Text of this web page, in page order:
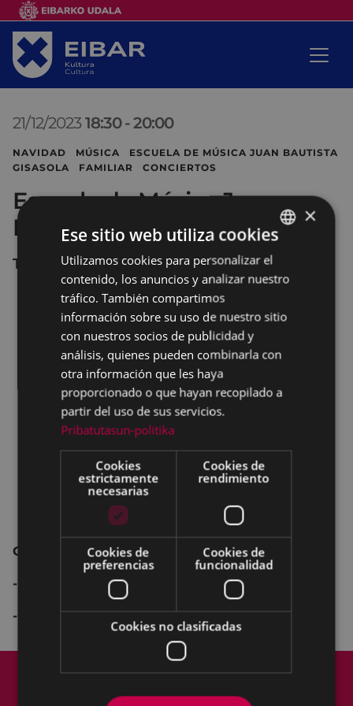
21/12/2023 18:30 -20:00
NAVIDAD MÚSICA ESCUELA DE MÚSICA JUAN BAUTISTA
GISASOLA FAMILIAR CONCIERTOS
Escuela de Música Juan
Bautista Gisasola
TEATRO COLISEO
CONCIERTOS DE NAVIDAD
- 20 de diciembre
- 21 de diciembre18:30
BASQUE
SPANISH
×
Ese sitio web utiliza cookies
Utilizamos cookies para personalizar el
contenido, los anuncios y analizar nuestro
tráfico. También compartimos
información sobre su uso de nuestro sitio
con nuestros socios de publicidad y
análisis, quienes pueden combinarla con
otra información que les haya
proporcionado o que hayan recopilado a
partir del uso de sus servicios.
Pribatutasun-politika
Cookies
estrictamente
necesarias
Cookies de
rendimiento
Cookies de
preferencias
Cookies de
funcionalidad
Cookies no clasificadas